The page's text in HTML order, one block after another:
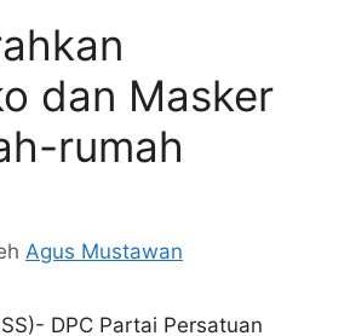
dan Masker
rumah
Agus Mustawan
DPC Partai Persatuan